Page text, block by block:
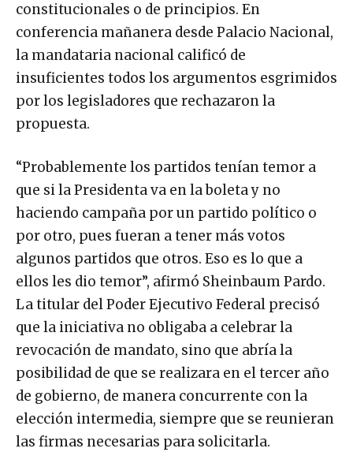
constitucionales o de principios. En
conferencia mañanera desde Palacio Nacional,
la mandataria nacional calificó de
insuficientes todos los argumentos esgrimidos
por los legisladores que rechazaron la
propuesta.
“Probablemente los partidos tenían temor a
que si la Presidenta va en la boleta y no
haciendo campaña por un partido político o
por otro, pues fueran a tener más votos
algunos partidos que otros. Eso es lo que a
ellos les dio temor”, afirmó Sheinbaum Pardo.
La titular del Poder Ejecutivo Federal precisó
que la iniciativa no obligaba a celebrar la
revocación de mandato, sino que abría la
posibilidad de que se realizara en el tercer año
de gobierno, de manera concurrente con la
elección intermedia, siempre que se reunieran
las firmas necesarias para solicitarla.